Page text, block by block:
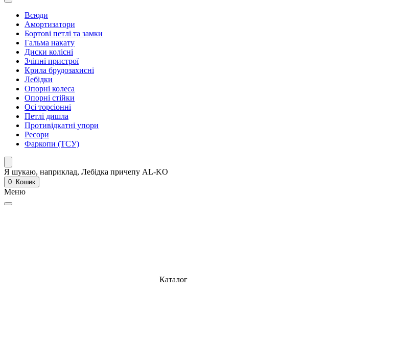
Всюди
Амортизатори
Бортові петлі та замки
Гальма накату
Диски колісні
Зчіпні пристрої
Крила брудозахисні
Лебідки
Опорні колеса
Опорні стійки
Осі торсіонні
Петлі дишла
Противідкатні упори
Ресори
Фаркопи (ТСУ)
Я шукаю, наприклад, Лебідка причепу AL-KO
0 Кошик
Меню
Каталог